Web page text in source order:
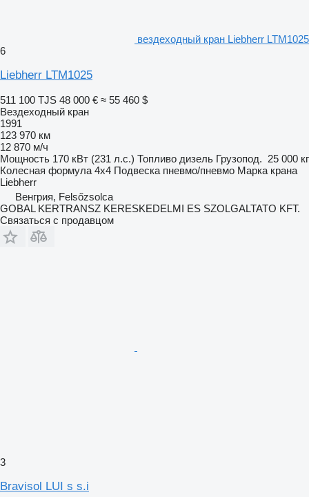
вездеходный кран Liebherr LTM1025
6
Liebherr LTM1025
511 100 TJS 48 000 € ≈ 55 460 $
Вездеходный кран
1991
123 970 км
12 870 м/ч
Мощность 170 кВт (231 л.с.) Топливо дизель Грузопод. 25 000 кг
Колесная формула 4x4 Подвеска пневмо/пневмо Марка крана
Liebherr
Венгрия, Felsőzsolca
GOBAL KERTRANSZ KERESKEDELMI ES SZOLGALTATO KFT.
Связаться с продавцом
3
Bravisol LUI s s.i